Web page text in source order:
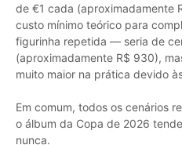
de €1 cada (aproximadamente
custo mínimo teórico para
figurinha repetida — seria de
(aproximadamente R$ 930),
muito maior na prática devido
Em comum, todos os cenários
o álbum da Copa de 2026
nunca.